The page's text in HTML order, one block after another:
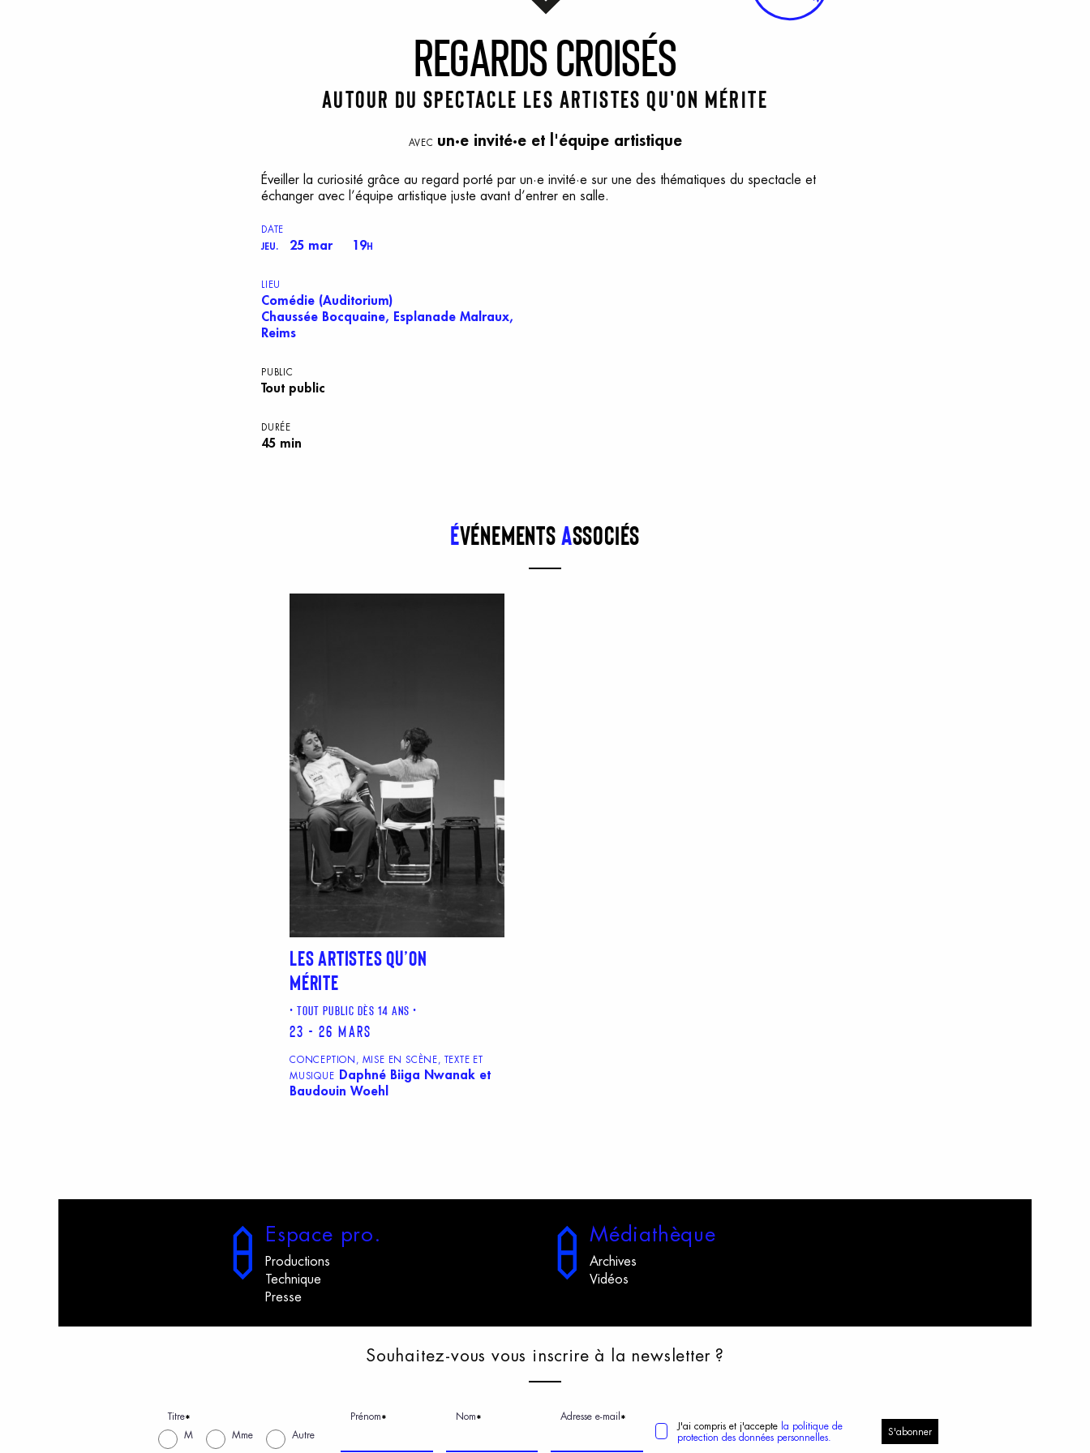
Regardscroisés
Autour du spectacle Les artistes qu'on mérite
AVEC un·e invité·e et l'équipe artistique
Éveiller la curiosité grâce au regard porté par un·e invité·e sur une des thématiques du spectacle et
échanger avec l’équipe artistique juste avant d’entrer en salle.
DATE
JEU.
25 mar 19H
LIEU
Comédie (Auditorium)
Chaussée Bocquaine, Esplanade Malraux,
Reims
PUBLIC
Tout public
DURÉE
45 min
Événementsassociés
LES ARTISTES QU’ON
MÉRITE
TOUT PUBLIC DÈS 14 ANS
23 - 26 mars
CONCEPTION, MISE EN SCÈNE, TEXTE ET
MUSIQUE
Daphné Biiga Nwanak et
Baudouin Woehl
Espace pro.
Productions
Technique
Presse
Médiathèque
Archives
Vidéos
Souhaitez-vousvous i nscrire à a newsletter ?
Titre*
M Mme Autre
Prénom* Nom* Adresse e-mail * J'ai compris et j'accepte la politique de
protection des données personnelles.
S'abonner